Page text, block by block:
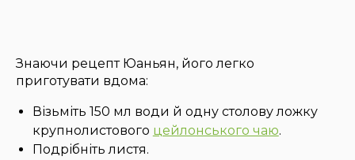
Знаючи рецепт Юаньян, його легко
приготувати вдома:
Візьміть 150 мл води й одну столову ложку
крупнолистового цейлонського чаю.
Подрібніть листя.